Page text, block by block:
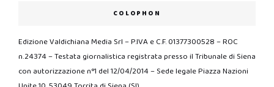
COLOPHON
Edizione Valdichiana Media Srl – P.IVA e C.F. 01377300528 – ROC
n.24374 – Testata giornalistica registrata presso il Tribunale di Siena
con autorizzazione n°1 del 12/04/2014 – Sede legale Piazza Nazioni